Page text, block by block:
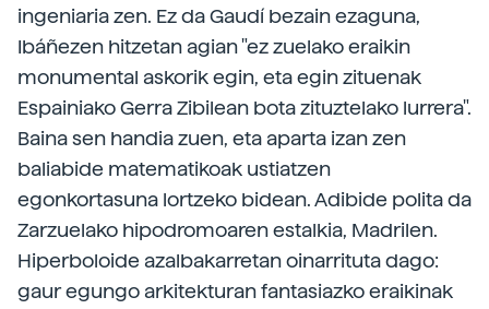
ingeniaria zen. Ez da Gaudí bezain ezaguna,
Ibáñezen hitzetan agian "ez zuelako eraikin
monumental askorik egin, eta egin zituenak
Espainiako Gerra Zibilean bota zituztelako lurrera".
Baina sen handia zuen, eta aparta izan zen
baliabide matematikoak ustiatzen
egonkortasuna lortzeko bidean. Adibide polita da
Zarzuelako hipodromoaren estalkia, Madrilen.
Hiperboloide azalbakarretan oinarrituta dago:
gaur egungo arkitekturan fantasiazko eraikinak